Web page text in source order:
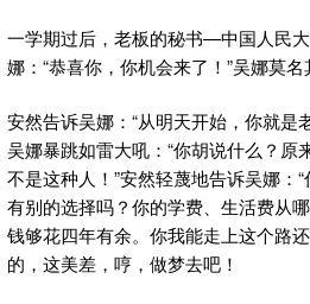
一学期过后，老板的秘书—中国人民
娜：“恭喜你，你机会来了！”吴娜莫
安然告诉吴娜：“从明天开始，你就是
吴娜暴跳如雷大吼：“你胡说什么？原
不是这种人！”安然轻蔑地告诉吴娜：
有别的选择吗？你的学费、生活费从
钱够花四年有余。你我能走上这个路
的，这美差，哼，做梦去吧！